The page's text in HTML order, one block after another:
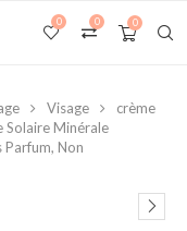
0
0
0
Visage
crème
Solaire Minérale
Parfum, Non